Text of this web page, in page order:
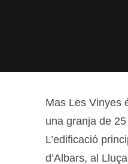
Mas Les Vinyes
una granja de
L’edificació
d’Albars, al